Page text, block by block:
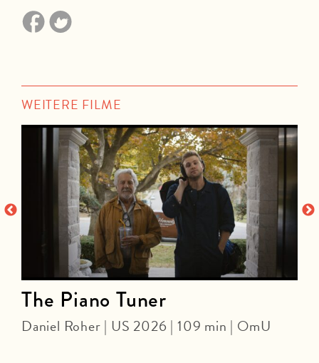
WEITERE FILME
The Piano Tuner
Daniel Roher | US 2026 | 109 min | OmU